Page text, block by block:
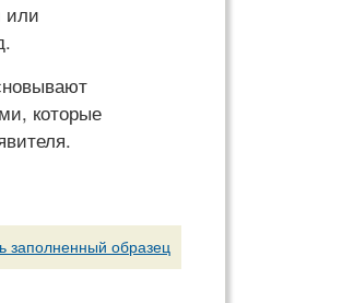
или
которые
заполненный образец